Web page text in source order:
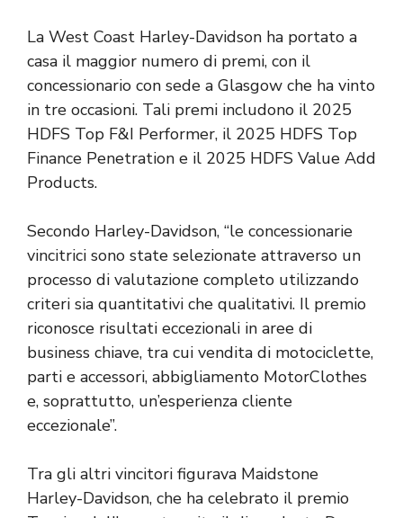
La West Coast Harley-Davidson ha portato a
casa il maggior numero di premi, con il
concessionario con sede a Glasgow che ha vinto
in tre occasioni. Tali premi includono il 2025
HDFS Top F&I Performer, il 2025 HDFS Top
Finance Penetration e il 2025 HDFS Value Add
Products.
Secondo Harley-Davidson, “le concessionarie
vincitrici sono state selezionate attraverso un
processo di valutazione completo utilizzando
criteri sia quantitativi che qualitativi. Il premio
riconosce risultati eccezionali in aree di
business chiave, tra cui vendita di motociclette,
parti e accessori, abbigliamento MotorClothes
e, soprattutto, un’esperienza cliente
eccezionale”.
Tra gli altri vincitori figurava Maidstone
Harley-Davidson, che ha celebrato il premio